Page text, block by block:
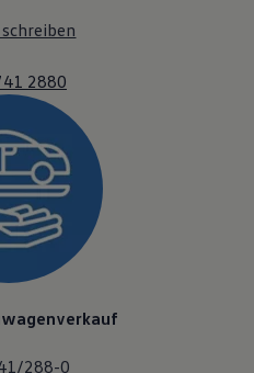
2880
288-0